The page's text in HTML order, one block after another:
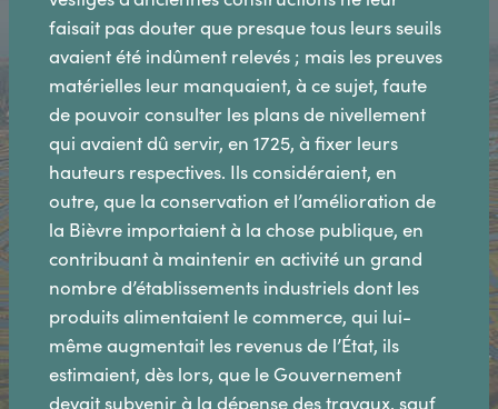
faisait pas douter que presque tous leurs seuils
avaient été indûment relevés ; mais les preuves
matérielles leur manquaient, à ce sujet, faute
de pouvoir consulter les plans de nivellement
qui avaient dû servir, en 1725, à fixer leurs
hauteurs respectives. Ils considéraient, en
outre, que la conservation et l’amélioration de
la Bièvre importaient à la chose publique, en
contribuant à maintenir en activité un grand
nombre d’établissements industriels dont les
produits alimentaient le commerce, qui lui-
même augmentait les revenus de l’État, ils
estimaient, dès lors, que le Gouvernement
devait subvenir à la dépense des travaux, sauf